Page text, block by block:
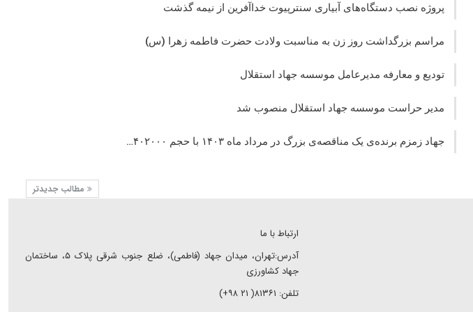
پروژه نصب دستگاه‌های آبیاری سنترپیوت خداآفرین از نیمه گذشت
مراسم بزرگداشت روز زن به مناسبت ولادت حضرت فاطمه زهرا (س)
تودیع و معارفه مدیرعامل موسسه جهاد استقلال
مدیر حراست موسسه جهاد استقلال منصوب شد
جهاد زمزم برنده‌ی یک مناقصه‌ی بزرگ در مرداد ماه ۱۴۰۳ با حجم ۴۰۲۰۰۰…
مطالب جدیدتر
ارتباط با ما
آدرس:تهران، میدان جهاد (فاطمی)، ضلع جنوب شرقی پلاک ۵، ساختمان
جهاد کشاورزی
تلفن: ۸۱۳۶۱( ۲۱ ۹۸+)